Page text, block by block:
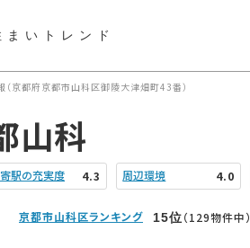
まいトレンド
（京都府京都市山科区御陵大津畑町43番）
山科
駅の充実度 4.3 周辺環境 4.0
京都市山科区ランキング 15位（129物件中）